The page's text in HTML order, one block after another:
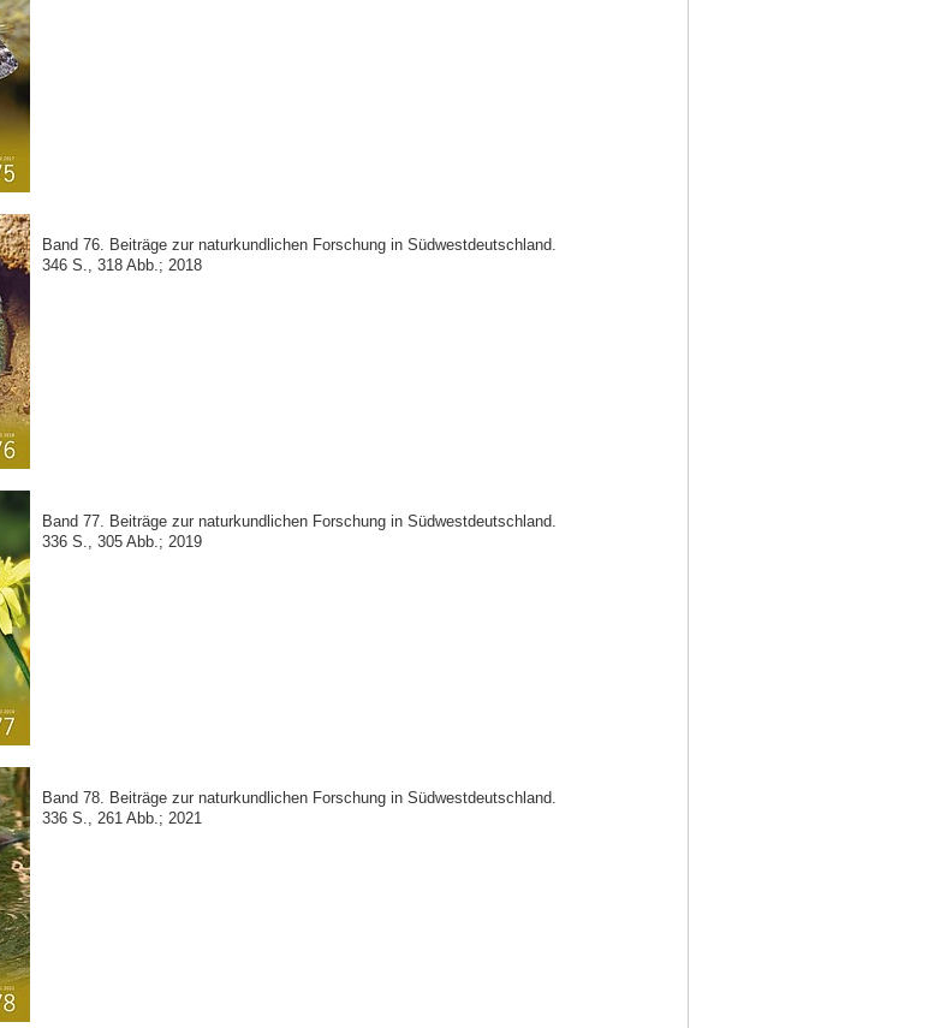
Band 76. Beiträge zur naturkundlichen Forschung in Südwestdeutschland.
346 S., 318 Abb.; 2018
Band 77. Beiträge zur naturkundlichen Forschung in Südwestdeutschland.
336 S., 305 Abb.; 2019
Band 78. Beiträge zur naturkundlichen Forschung in Südwestdeutschland.
336 S., 261 Abb.; 2021